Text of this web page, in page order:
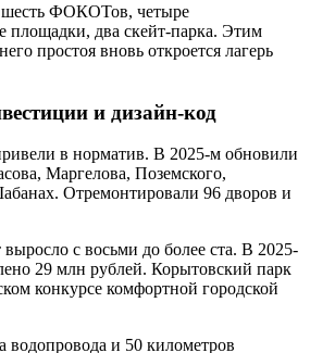
шесть ФОКОТов, четыре
площадки, два скейт-парка. Этим
простоя вновь откроется лагерь
и дизайн-код
в норматив. В 2025-м обновили
Маргелова, Поземского,
Отремонтировали 96 дворов и
с восьми до более ста. В 2025-
29 млн рублей. Корытовский парк
конкурсе комфортной городской
водопровода и 50 километров